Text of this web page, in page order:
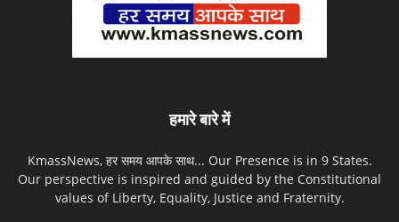
हमारे बारे में
KmassNews, हर समय आपके साथ... Our Presence is in 9 States.
Our perspective is inspired and guided by the Constitutional
values of Liberty, Equality, Justice and Fraternity.